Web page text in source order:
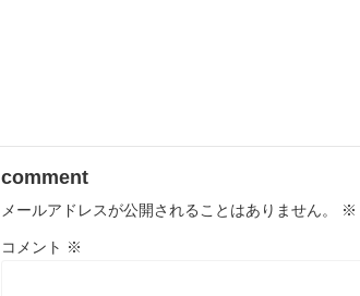
comment
メールアドレスが公開されることはありません。 ※
コメント ※